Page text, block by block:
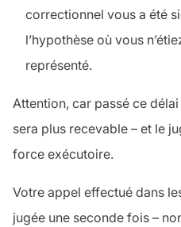
correctionnel vous a été
l’hypothèse où vous
représenté.
Attention, car passé ce
sera plus recevable – et le
force exécutoire.
Votre appel effectué dans
jugée une seconde fois –